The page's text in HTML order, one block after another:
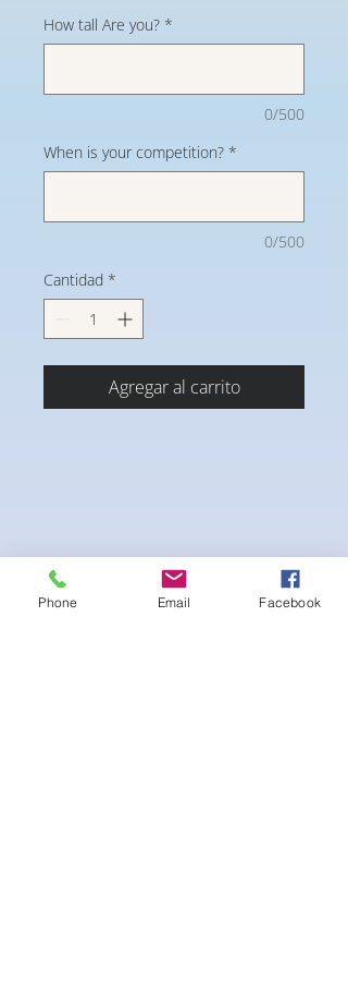
How tall Are you? *
0/500
When is your competition? *
0/500
Cantidad *
Agregar al carrito
Phone Email Facebook